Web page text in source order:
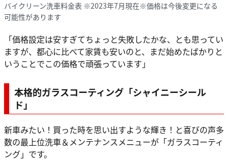
バイクリーン洗車料金表 ※2023年7月現在※価格は今後変更になる
可能性があります
「価格設定は安すぎてちょっと失敗したかな、とも思ってい
ますが、都心に比べて家賃も安いのと、まだ始めたばかりと
いうことでこの価格で頑張っています」
本格的ガラスコーティング「シャイニーシール
ド」
新車みたい！買った時を思い出すような輝き！と喜びの声多
数の最上位洗車＆メンテナンスメニューが「ガラスコーティ
ング」です。